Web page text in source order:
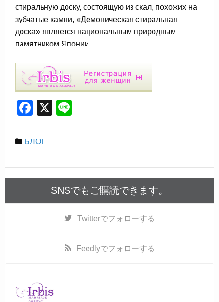
стиральную доску, состоящую из скал, похожих на
зубчатые камни, «Демоническая стиральная
доска» является национальным природным
памятником Японии.
F
c
b
o
X
БЛОГ
SNSでもご購読できます。
Twitterでフォローする
Feedlyでフォローする